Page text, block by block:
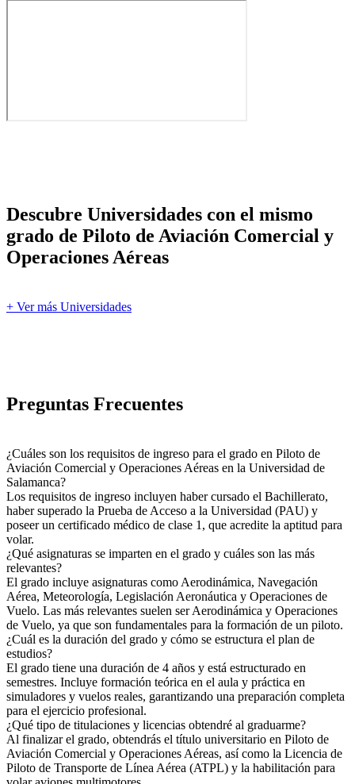
Descubre Universidades con el mismo
grado de Piloto de Aviación Comercial y
Operaciones Aéreas
+ Ver más Universidades
Preguntas Frecuentes
¿Cuáles son los requisitos de ingreso para el grado en Piloto de
Aviación Comercial y Operaciones Aéreas en la Universidad de
Salamanca?
Los requisitos de ingreso incluyen haber cursado el Bachillerato,
haber superado la Prueba de Acceso a la Universidad (PAU) y
poseer un certificado médico de clase 1, que acredite la aptitud para
volar.
¿Qué asignaturas se imparten en el grado y cuáles son las más
relevantes?
El grado incluye asignaturas como Aerodinámica, Navegación
Aérea, Meteorología, Legislación Aeronáutica y Operaciones de
Vuelo. Las más relevantes suelen ser Aerodinámica y Operaciones
de Vuelo, ya que son fundamentales para la formación de un piloto.
¿Cuál es la duración del grado y cómo se estructura el plan de
estudios?
El grado tiene una duración de 4 años y está estructurado en
semestres. Incluye formación teórica en el aula y práctica en
simuladores y vuelos reales, garantizando una preparación completa
para el ejercicio profesional.
¿Qué tipo de titulaciones y licencias obtendré al graduarme?
Al finalizar el grado, obtendrás el título universitario en Piloto de
Aviación Comercial y Operaciones Aéreas, así como la Licencia de
Piloto de Transporte de Línea Aérea (ATPL) y la habilitación para